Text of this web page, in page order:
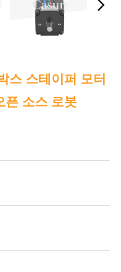
스 스테이퍼 모터
픈 소스 로봇